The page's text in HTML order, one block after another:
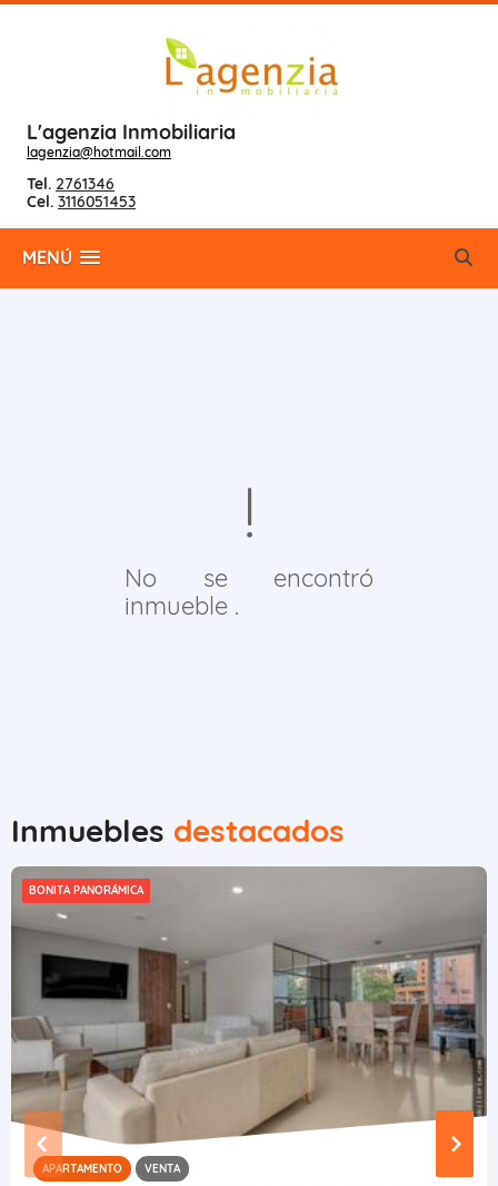
L'agenzia Inmobiliaria
lagenzia@hotmail.com
Tel. 2761346
Cel. 3116051453
MENÚ
No se encontró
inmueble .
Inmuebles destacados
BONITA PANORÁMICA
APARTAMENTO VENTA